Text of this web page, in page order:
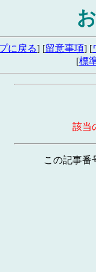
に戻る] [留意事項] [
[標
該当
この記事番